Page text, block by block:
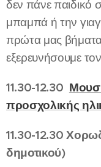
δεν πάνε παιδικό
μπαμπά ή την
πρώτα μας
εξερευνήσουμε
11.30-12.30
προσχολικής
11.30-12.30
δημοτικού)